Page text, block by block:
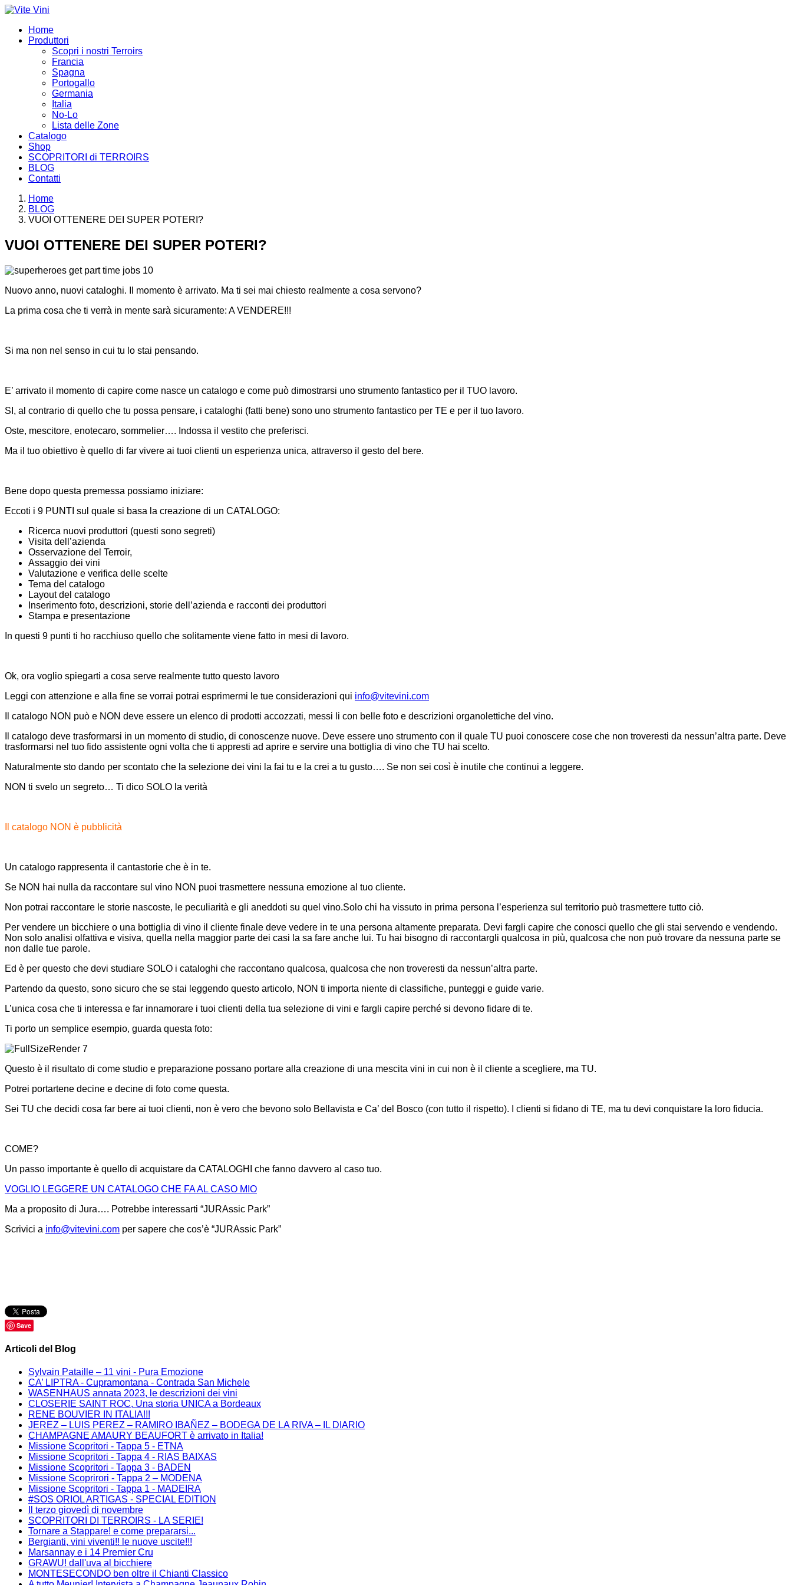
Home
Produttori
Scopri i nostri Terroirs
Francia
Spagna
Portogallo
Germania
Italia
No-Lo
Lista delle Zone
Catalogo
Shop
SCOPRITORI di TERROIRS
BLOG
Contatti
Home
BLOG
VUOI OTTENERE DEI SUPER POTERI?
VUOI OTTENERE DEI SUPER POTERI?
Nuovo anno, nuovi cataloghi. Il momento è arrivato. Ma ti sei mai chiesto realmente a cosa servono?
La prima cosa che ti verrà in mente sarà sicuramente: A VENDERE!!!
Si ma non nel senso in cui tu lo stai pensando.
E’ arrivato il momento di capire come nasce un catalogo e come può dimostrarsi uno strumento fantastico per il TUO lavoro.
SI, al contrario di quello che tu possa pensare, i cataloghi (fatti bene) sono uno strumento fantastico per TE e per il tuo lavoro.
Oste, mescitore, enotecaro, sommelier…. Indossa il vestito che preferisci.
Ma il tuo obiettivo è quello di far vivere ai tuoi clienti un esperienza unica, attraverso il gesto del bere.
Bene dopo questa premessa possiamo iniziare:
Eccoti i 9 PUNTI sul quale si basa la creazione di un CATALOGO:
Ricerca nuovi produttori (questi sono segreti)
Visita dell’azienda
Osservazione del Terroir,
Assaggio dei vini
Valutazione e verifica delle scelte
Tema del catalogo
Layout del catalogo
Inserimento foto, descrizioni, storie dell’azienda e racconti dei produttori
Stampa e presentazione
In questi 9 punti ti ho racchiuso quello che solitamente viene fatto in mesi di lavoro.
Ok, ora voglio spiegarti a cosa serve realmente tutto questo lavoro
Leggi con attenzione e alla fine se vorrai potrai esprimermi le tue considerazioni qui info@vitevini.com
Il catalogo NON può e NON deve essere un elenco di prodotti accozzati, messi li con belle foto e descrizioni organolettiche del vino.
Il catalogo deve trasformarsi in un momento di studio, di conoscenze nuove. Deve essere uno strumento con il quale TU puoi conoscere cose che non troveresti da nessun’altra parte. Deve
trasformarsi nel tuo fido assistente ogni volta che ti appresti ad aprire e servire una bottiglia di vino che TU hai scelto.
Naturalmente sto dando per scontato che la selezione dei vini la fai tu e la crei a tu gusto…. Se non sei così è inutile che continui a leggere.
NON ti svelo un segreto… Ti dico SOLO la verità
Il catalogo NON è pubblicità
Un catalogo rappresenta il cantastorie che è in te.
Se NON hai nulla da raccontare sul vino NON puoi trasmettere nessuna emozione al tuo cliente.
Non potrai raccontare le storie nascoste, le peculiarità e gli aneddoti su quel vino.Solo chi ha vissuto in prima persona l’esperienza sul territorio può trasmettere tutto ciò.
Per vendere un bicchiere o una bottiglia di vino il cliente finale deve vedere in te una persona altamente preparata. Devi fargli capire che conosci quello che gli stai servendo e vendendo.
Non solo analisi olfattiva e visiva, quella nella maggior parte dei casi la sa fare anche lui. Tu hai bisogno di raccontargli qualcosa in più, qualcosa che non può trovare da nessuna parte se
non dalle tue parole.
Ed è per questo che devi studiare SOLO i cataloghi che raccontano qualcosa, qualcosa che non troveresti da nessun’altra parte.
Partendo da questo, sono sicuro che se stai leggendo questo articolo, NON ti importa niente di classifiche, punteggi e guide varie.
L’unica cosa che ti interessa e far innamorare i tuoi clienti della tua selezione di vini e fargli capire perché si devono fidare di te.
Ti porto un semplice esempio, guarda questa foto:
Questo è il risultato di come studio e preparazione possano portare alla creazione di una mescita vini in cui non è il cliente a scegliere, ma TU.
Potrei portartene decine e decine di foto come questa.
Sei TU che decidi cosa far bere ai tuoi clienti, non è vero che bevono solo Bellavista e Ca’ del Bosco (con tutto il rispetto). I clienti si fidano di TE, ma tu devi conquistare la loro fiducia.
COME?
Un passo importante è quello di acquistare da CATALOGHI che fanno davvero al caso tuo.
VOGLIO LEGGERE UN CATALOGO CHE FA AL CASO MIO
Ma a proposito di Jura…. Potrebbe interessarti “JURAssic Park”
Scrivici a info@vitevini.com per sapere che cos’è “JURAssic Park”
Save
Articoli del Blog
Sylvain Pataille – 11 vini - Pura Emozione
CA’ LIPTRA - Cupramontana - Contrada San Michele
WASENHAUS annata 2023, le descrizioni dei vini
CLOSERIE SAINT ROC, Una storia UNICA a Bordeaux
RENE BOUVIER IN ITALIA!!!
JEREZ – LUIS PEREZ – RAMIRO IBAÑEZ – BODEGA DE LA RIVA – IL DIARIO
CHAMPAGNE AMAURY BEAUFORT è arrivato in Italia!
Missione Scopritori - Tappa 5 - ETNA
Missione Scopritori - Tappa 4 - RIAS BAIXAS
Missione Scopritori - Tappa 3 - BADEN
Missione Scoprirori - Tappa 2 – MODENA
Missione Scopritori - Tappa 1 - MADEIRA
#SOS ORIOL ARTIGAS - SPECIAL EDITION
Il terzo giovedì di novembre
SCOPRITORI DI TERROIRS - LA SERIE!
Tornare a Stappare! e come prepararsi...
Bergianti, vini viventi!! le nuove uscite!!!
Marsannay e i 14 Premier Cru
GRAWU! dall'uva al bicchiere
MONTESECONDO ben oltre il Chianti Classico